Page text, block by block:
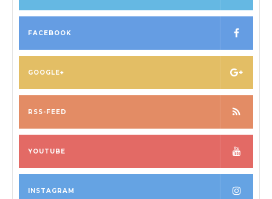
FACEBOOK
GOOGLE+
RSS-FEED
YOUTUBE
INSTAGRAM